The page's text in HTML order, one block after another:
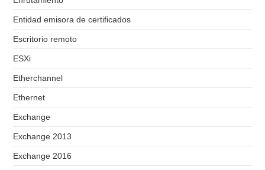
Entidad emisora de certificados
Escritorio remoto
ESXi
Etherchannel
Ethernet
Exchange
Exchange 2013
Exchange 2016